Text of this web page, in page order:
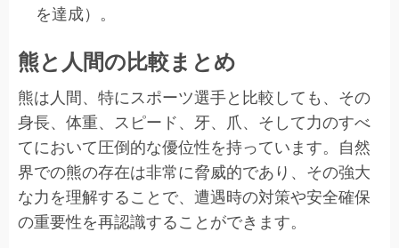
を達成）。
熊と人間の比較まとめ
熊は人間、特にスポーツ選手と比較しても、その
身長、体重、スピード、牙、爪、そして力のすべ
てにおいて圧倒的な優位性を持っています。自然
界での熊の存在は非常に脅威的であり、その強大
な力を理解することで、遭遇時の対策や安全確保
の重要性を再認識することができます。